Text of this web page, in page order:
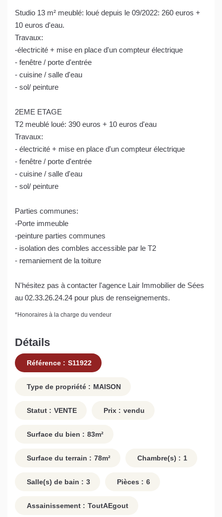
Studio 13 m² meublé: loué depuis le 09/2022: 260 euros +
10 euros d'eau.
Travaux:
-électricité + mise en place d'un compteur électrique
- fenêtre / porte d'entrée
- cuisine / salle d'eau
- sol/ peinture
2EME ETAGE
T2 meublé loué: 390 euros + 10 euros d'eau
Travaux:
- électricité + mise en place d'un compteur électrique
- fenêtre / porte d'entrée
- cuisine / salle d'eau
- sol/ peinture
Parties communes:
-Porte immeuble
-peinture parties communes
- isolation des combles accessible par le T2
- remaniement de la toiture
N'hésitez pas à contacter l'agence Lair Immobilier de Sées
au 02.33.26.24.24 pour plus de renseignements.
*Honoraires à la charge du vendeur
Détails
Référence : S11922
Type de propriété : MAISON
Statut : VENTE Prix : vendu
Surface du bien : 83m²
Surface du terrain : 78m² Chambre(s) : 1
Salle(s) de bain : 3 Pièces : 6
Assainissement : ToutAEgout